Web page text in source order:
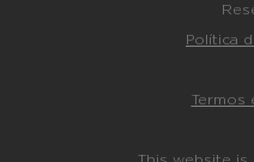
Política
Termos